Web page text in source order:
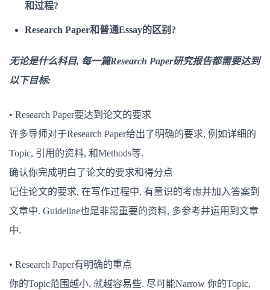
和过程?
Research Paper和普通Essay的区别?
无论是什么科目, 每一篇Research Paper研究报告都需要达到
以下目标:
• Research Paper要达到论文的要求
许多导师对于Research Paper给出了明确的要求, 例如详细的
Topic, 引用的资料, 和Methods等.
确认你完成明白了论文的要求和得分点
记住论文的要求, 在写作过程中, 有意识的考虑并加入答案到
文章中. Guideline也是非常重要的资料, 多参考并运用到文章
中.
• Research Paper有明确的重点
你的Topic范围越小, 就越容易些. 尽可能Narrow 你的Topic,